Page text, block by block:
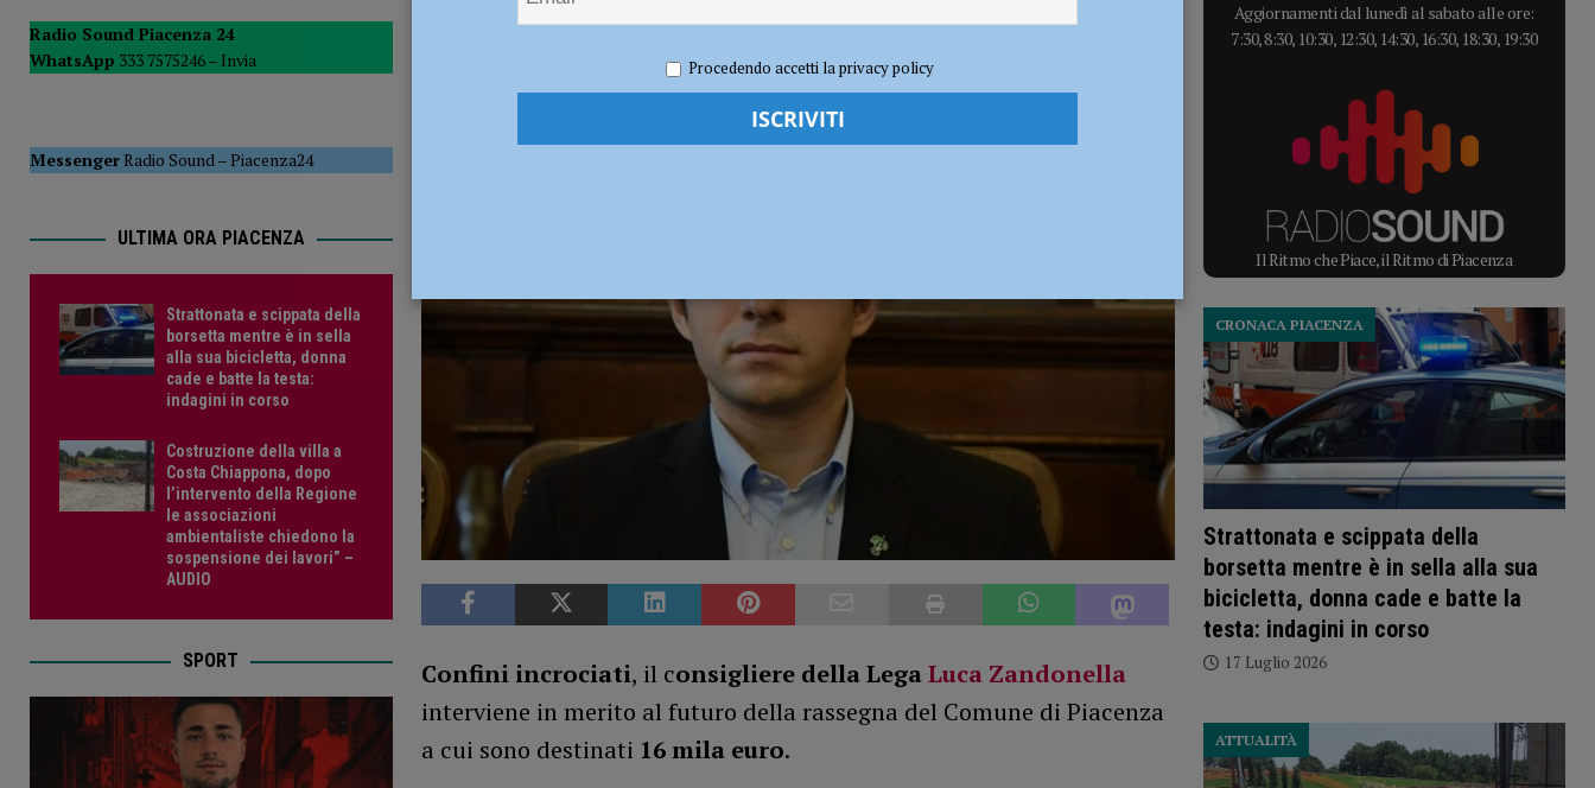
[ 17 Luglio 2026 ] Il murale per Armani avvolto nel buio, Trespidi: “Intollerabile la mancanza di illuminazione” POLITICA
[ 17 Luglio 2026 ] Piscina Raffalda, Soresi (FdI): “Perché chiuderla due mesi prima dell’inizio dei lavori?” POLITICA
Redazione Notizie, Politica
Confini incrociati, il consigliere della LegaLuca Zandonella
interviene in merito al futuro della rassegna del Comune di Piacenza
a cui sono destinati 16 mila euro.
Radio Sound Piacenza 24
WhatsApp 333 7575246 – Invia
MessengerRadio Sound–Piacenza24
ULTIMA ORA PIACENZA
Strattonata e scippata della
borsetta mentre è in sella
alla sua bicicletta, donna
cade e batte la testa:
indagini in corso
Costruzione della villa a
Costa Chiappona, dopo
l’intervento della Regione
le associazioni
ambientaliste chiedono la
sospensione dei lavori” –
AUDIO
SPORT
Aggiornamenti dal lunedì al sabato alle ore:
7:30, 8:30, 10:30, 12:30, 14:30, 16:30, 18:30, 19:30
Il Ritmo che Piace, il Ritmo di Piacenza
Strattonata e scippata della
borsetta mentre è in sella alla sua
bicicletta, donna cade e batte la
testa: indagini in corso
CRONACA PIACENZA
17 Luglio 2026
ATTUALITÀ
Procedendo accetti la privacy policy